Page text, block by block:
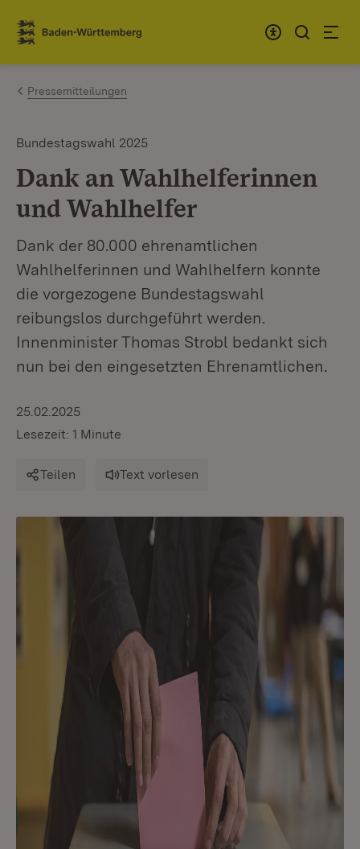
Zum Inhalt springen
Link zur Startseite
Pressemitteilungen
Bundestagswahl 2025
Dank an Wahlhelferinnen
und Wahlhelfer
Dank der 80.000 ehrenamtlichen
Wahlhelferinnen und Wahlhelfern konnte
die vorgezogene Bundestagswahl
reibungslos durchgeführt werden.
Innenminister Thomas Strobl bedankt sich
nun bei den eingesetzten Ehrenamtlichen.
25.02.2025
Lesezeit: 1 Minute
Teilen Text vorlesen